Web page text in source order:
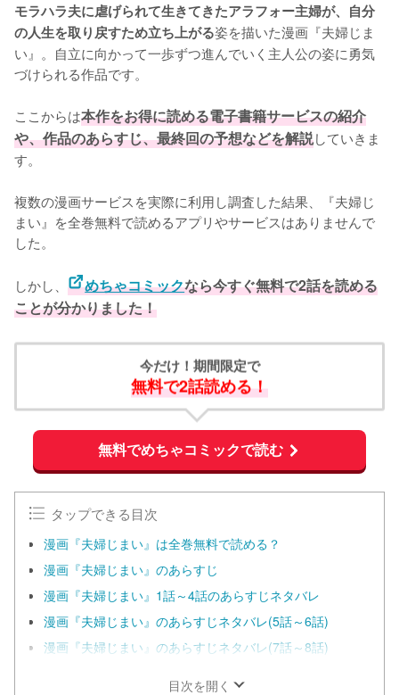
モラハラ夫に虐げられて生きてきたアラフォー主婦が、自分
の人生を取り戻すため立ち上がる姿を描いた漫画『夫婦じま
い』。自立に向かって一歩ずつ進んでいく主人公の姿に勇気
づけられる作品です。
ここからは本作をお得に読める電子書籍サービスの紹介
や、作品のあらすじ、最終回の予想などを解説していきま
す。
複数の漫画サービスを実際に利用し調査した結果、『夫婦じ
まい』を全巻無料で読めるアプリやサービスはありませんで
した。
しかし、 めちゃコミックなら今すぐ無料で2話を読める
ことが分かりました！
今だけ！期間限定で
無料で2話読める！
無料でめちゃコミックで読む
タップできる目次
漫画『夫婦じまい』は全巻無料で読める？
漫画『夫婦じまい』のあらすじ
漫画『夫婦じまい』1話～4話のあらすじネタバレ
漫画『夫婦じまい』のあらすじネタバレ(5話～6話)
漫画『夫婦じまい』のあらすじネタバレ(7話～8話)
目次を開く